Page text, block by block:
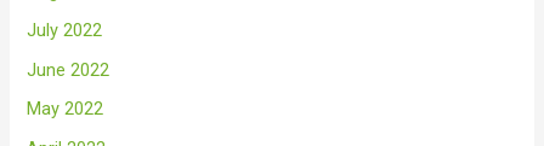
July 2022
June 2022
May 2022